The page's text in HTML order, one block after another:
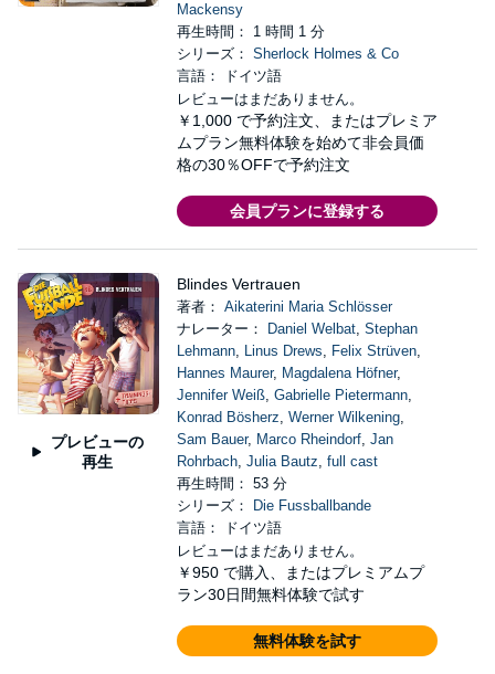
Mackensy
再生時間： 1 時間 1 分
シリーズ： Sherlock Holmes & Co
言語： ドイツ語
レビューはまだありません。
￥1,000 で予約注文、またはプレミア
ムプラン無料体験を始めて非会員価
格の30％OFFで予約注文
会員プランに登録する
プレビューの
再生
Blindes Vertrauen
著者： Aikaterini Maria Schlösser
ナレーター：
Daniel Welbat, Stephan
Lehmann, Linus Drews, Felix Strüven,
Hannes Maurer, Magdalena Höfner,
Jennifer Weiß, Gabrielle Pietermann,
Konrad Bösherz, Werner Wilkening,
Sam Bauer, Marco Rheindorf, Jan
Rohrbach, Julia Bautz, full cast
再生時間： 53 分
シリーズ：
Die Fussballbande
言語： ドイツ語
レビューはまだありません。
￥950 で購入、またはプレミアムプ
ラン30日間無料体験で試す
無料体験を試す